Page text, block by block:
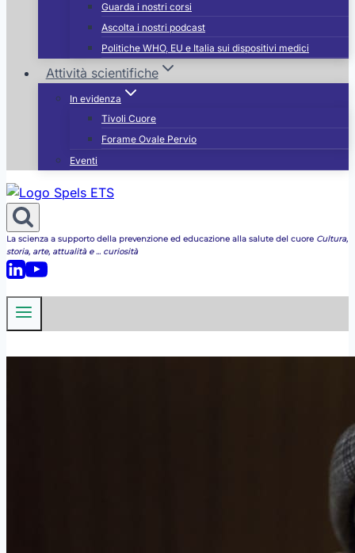
Guarda i nostri corsi
Ascolta i nostri podcast
Politiche WHO, EU e Italia sui dispositivi medici
Attività scientifiche
In evidenza
Tivoli Cuore
Forame Ovale Pervio
Eventi
La scienza a supporto della prevenzione ed educazione alla salute del cuore Cultura,
storia, arte, attualità e ... curiosità